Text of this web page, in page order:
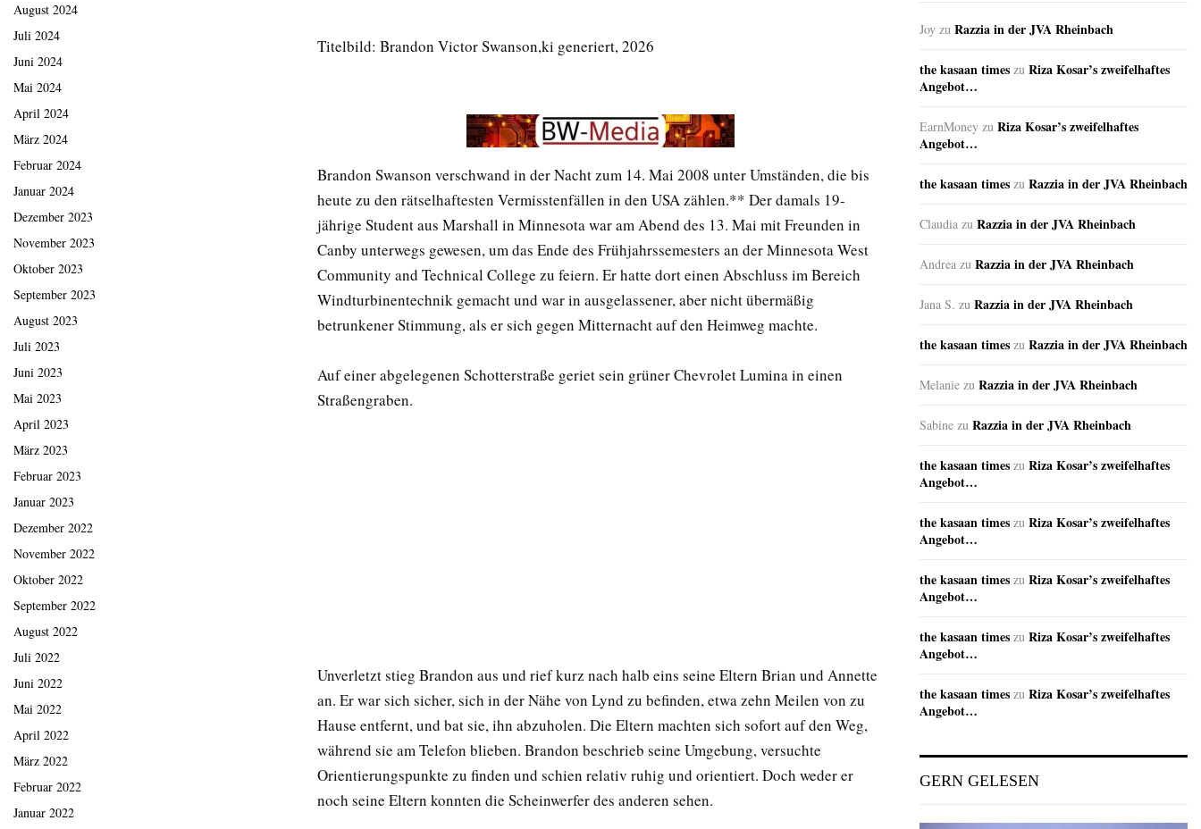
Titelbild: Brandon Victor Swanson,ki generiert, 2026
Brandon Swanson verschwand in der Nacht zum 14. Mai 2008 unter Umständen, die bis
heute zu den rätselhaftesten Vermisstenfällen in den USA zählen.** Der damals 19-
jährige Student aus Marshall in Minnesota war am Abend des 13. Mai mit Freunden in
Canby unterwegs gewesen, um das Ende des Frühjahrssemesters an der Minnesota West
Community and Technical College zu feiern. Er hatte dort einen Abschluss im Bereich
Windturbinentechnik gemacht und war in ausgelassener, aber nicht übermäßig
betrunkener Stimmung, als er sich gegen Mitternacht auf den Heimweg machte.
Auf einer abgelegenen Schotterstraße geriet sein grüner Chevrolet Lumina in einen
Straßengraben.
Unverletzt stieg Brandon aus und rief kurz nach halb eins seine Eltern Brian und Annette
an. Er war sich sicher, sich in der Nähe von Lynd zu befinden, etwa zehn Meilen von zu
Hause entfernt, und bat sie, ihn abzuholen. Die Eltern machten sich sofort auf den Weg,
während sie am Telefon blieben. Brandon beschrieb seine Umgebung, versuchte
Orientierungspunkte zu finden und schien relativ ruhig und orientiert. Doch weder er
noch seine Eltern konnten die Scheinwerfer des anderen sehen.
August 2024
Juli 2024
Juni 2024
Mai 2024
April 2024
März 2024
Februar 2024
Januar 2024
Dezember 2023
November 2023
Oktober 2023
September 2023
August 2023
Juli 2023
Juni 2023
Mai 2023
April 2023
März 2023
Februar 2023
Januar 2023
Dezember 2022
November 2022
Oktober 2022
September 2022
August 2022
Juli 2022
Juni 2022
Mai 2022
April 2022
März 2022
Februar 2022
Januar 2022
Joy zu Razzia in der JVA Rheinbach
the kasaan times zu Riza Kosar’s zweifelhaftes
Angebot…
EarnMoney zu Riza Kosar’s zweifelhaftes
Angebot…
the kasaan times zu Razzia in der JVA Rheinbach
Claudia zu Razzia in der JVA Rheinbach
Andrea zu Razzia in der JVA Rheinbach
Jana S. zu Razzia in der JVA Rheinbach
the kasaan times zu Razzia in der JVA Rheinbach
Melanie zu Razzia in der JVA Rheinbach
Sabine zu Razzia in der JVA Rheinbach
the kasaan times zu Riza Kosar’s zweifelhaftes
Angebot…
the kasaan times zu Riza Kosar’s zweifelhaftes
Angebot…
the kasaan times zu Riza Kosar’s zweifelhaftes
Angebot…
the kasaan times zu Riza Kosar’s zweifelhaftes
Angebot…
the kasaan times zu Riza Kosar’s zweifelhaftes
Angebot…
GERN GELESEN